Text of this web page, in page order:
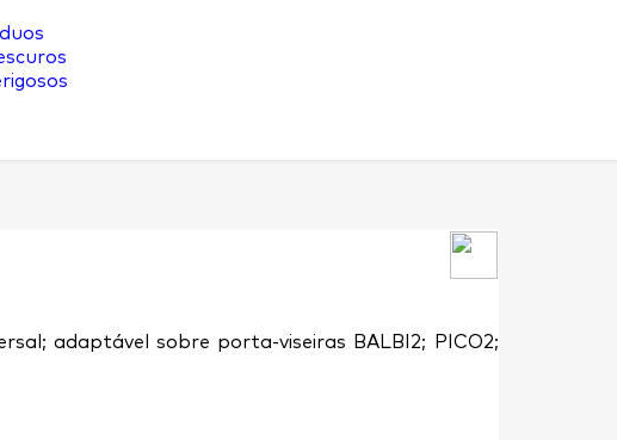
adaptável sobre porta-viseiras BALBI2; PICO2;